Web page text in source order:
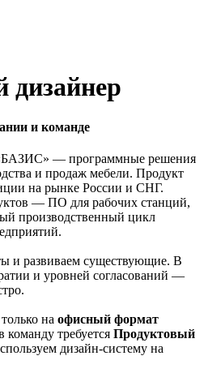
дизайнер
и команде
— программные решения
и продаж мебели. Продукт
на рынке России и СНГ.
— ПО для рабочих станций,
производственный цикл
и развиваем существующие. В
и уровней согласований —
на офисный формат
команду требуется Продуктовый
дизайн-систему на